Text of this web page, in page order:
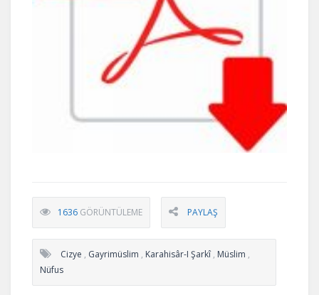
1636 GÖRÜNTÜLEME PAYLAŞ
Cizye , Gayrimüslim , Karahisâr-I Şarkî, Müslim ,
Nüfus